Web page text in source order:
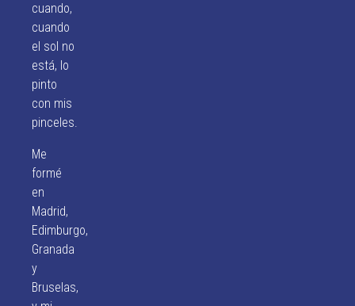
cuando,
cuando
el sol no
está, lo
pinto
con mis
pinceles.
Me
formé
en
Madrid,
Edimburgo,
Granada
y
Bruselas,